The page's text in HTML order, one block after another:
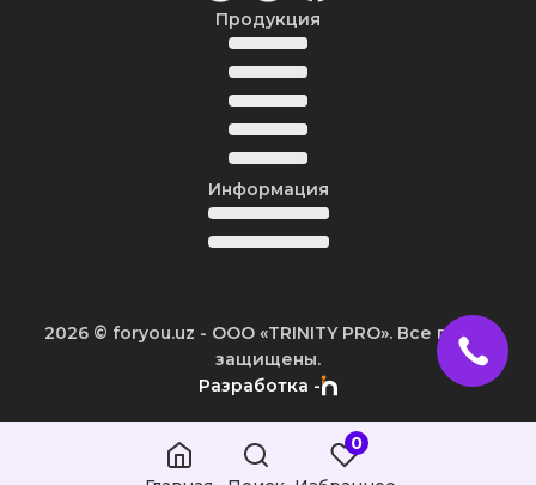
Продукция
Информация
2026 © foryou.uz - ООО «TRINITY PRO». Все права
защищены.
Разработка -
0